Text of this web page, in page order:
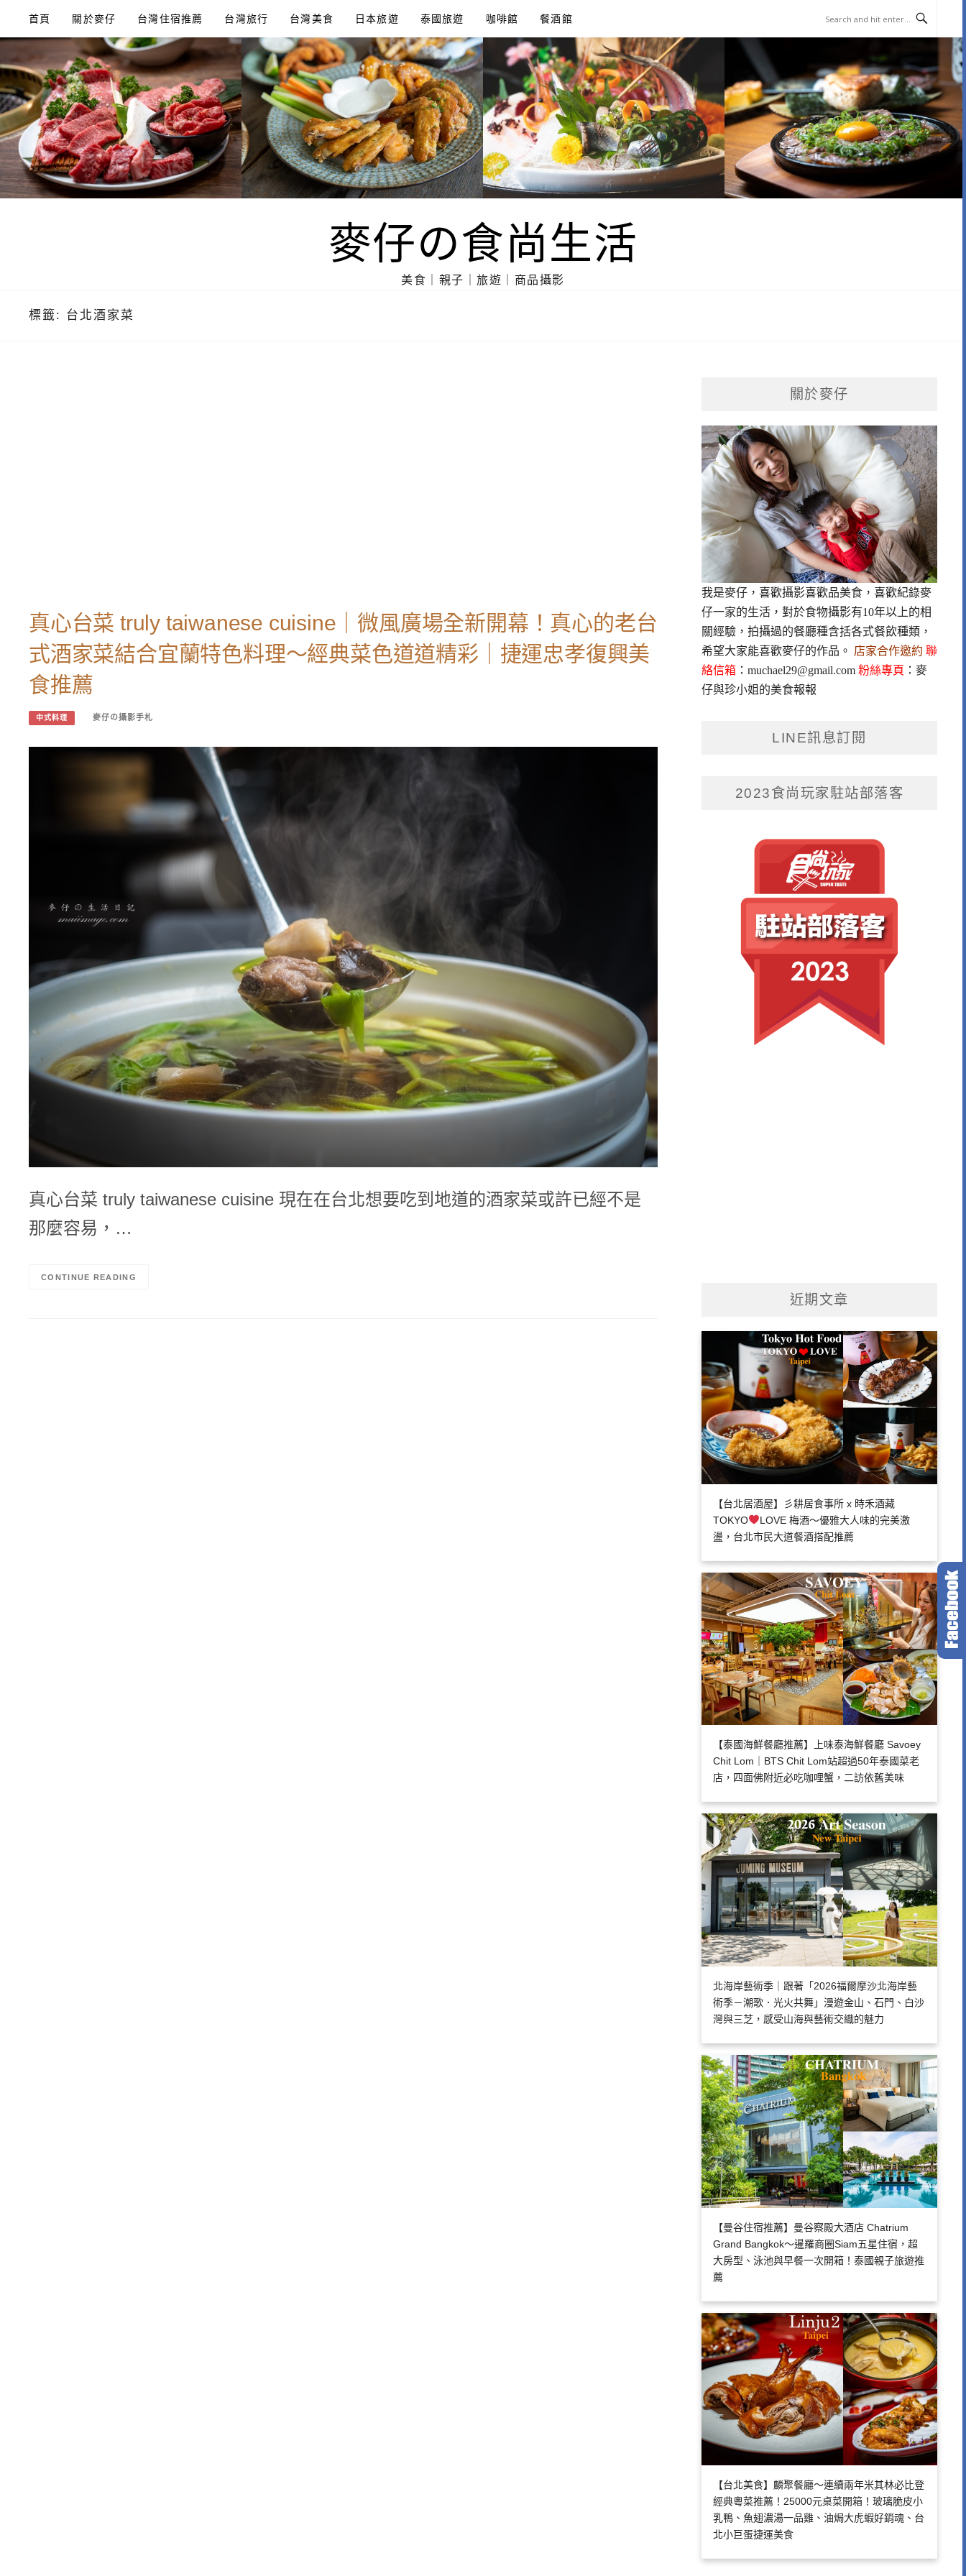
content
首頁 關於麥仔 台灣住宿推薦 台灣旅行 台灣美食 日本旅遊 泰國旅遊 咖啡館 餐酒館
麥仔の食尚生活
美食｜親子｜旅遊｜商品攝影
標籤: 台北酒家菜
真心台菜 truly taiwanese cuisine｜微風廣場全新開幕！真心的老台
式酒家菜結合宜蘭特色料理～經典菜色道道精彩｜捷運忠孝復興美
食推薦
中式料理 麥仔の攝影手札
真心台菜 truly taiwanese cuisine 現在在台北想要吃到地道的酒家菜或許已經不是
那麼容易，…
CONTINUE READING
關於麥仔
我是麥仔，喜歡攝影喜歡品美食，喜歡紀錄麥
仔一家的生活，對於食物攝影有10年以上的相
關經驗，拍攝過的餐廳種含括各式餐飲種類，
希望大家能喜歡麥仔的作品。 店家合作邀約 聯
絡信箱： muchael29@gmail.com 粉絲專頁 ： 麥
仔與珍小姐的美食報報
LINE訊息訂閱
2023食尚玩家駐站部落客
近期文章
【台北居酒屋】彡耕居食事所 x 時禾酒藏
TOKYO
LOVE 梅酒～優雅大人味的完美激
盪，台北市民大道餐酒搭配推薦
【泰國海鮮餐廳推薦】上味泰海鮮餐廳 Savoey
Chit Lom｜BTS Chit Lom站超過50年泰國菜老
店，四面佛附近必吃咖哩蟹，二訪依舊美味
北海岸藝術季｜跟著「2026福爾摩沙北海岸藝
術季－潮歌．光火共舞」漫遊金山、石門、白沙
灣與三芝，感受山海與藝術交織的魅力
【曼谷住宿推薦】曼谷察殿大酒店 Chatrium
Grand Bangkok～暹羅商圈Siam五星住宿，超
大房型、泳池與早餐一次開箱！泰國親子旅遊推
薦
【台北美食】麟聚餐廳～連續兩年米其林必比登
經典粵菜推薦！25000元桌菜開箱！玻璃脆皮小
乳鴨、魚翅濃湯一品雞、油焗大虎蝦好銷魂、台
北小巨蛋捷運美食